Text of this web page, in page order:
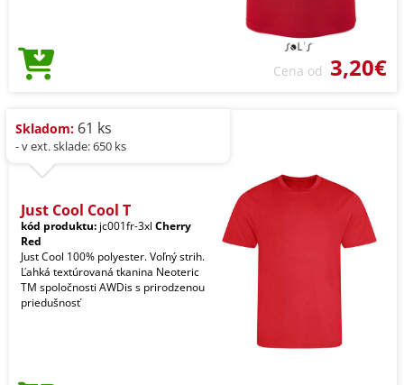
Cena od 3,20€
Skladom: 61 ks
- v ext. sklade: 650 ks
Just Cool Cool T
kód produktu: jc001fr-3xl Cherry
Red
Just Cool 100% polyester. Voľný strih.
Ľahká textúrovaná tkanina Neoteric
TM spoločnosti AWDis s prirodzenou
priedušnosť